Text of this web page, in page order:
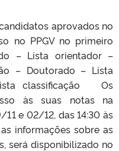
aprovados no
no PPGV no primeiro
– Lista orientador –
– Doutorado – Lista
classificação Os
às suas notas na
11 e 02/12, das 14:30 às
informações sobre as
será disponibilizado no